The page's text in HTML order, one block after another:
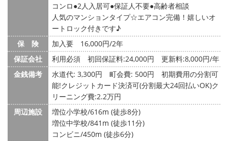
コンロ 2人入居可 保証人不要 高齢者相談
人気のマンションタイプ☆エアコン完備！嬉しいオ
ートロック付きです♪
保 険
加入要 16,000円/2年
保証会社
利用必須 初回保証料:24,000円 更新料:8,000円/年
金銭備考
水道代: 3,300円 町会費: 500円
初期費用の分割可
能!クレジットカード決済可(分割最大24回払いOK)ク
リーニング費:2.2万円
周辺施設
増位小学校/616m (徒歩8分)
増位中学校/841m (徒歩11分)
コンビニ/450m (徒歩6分)